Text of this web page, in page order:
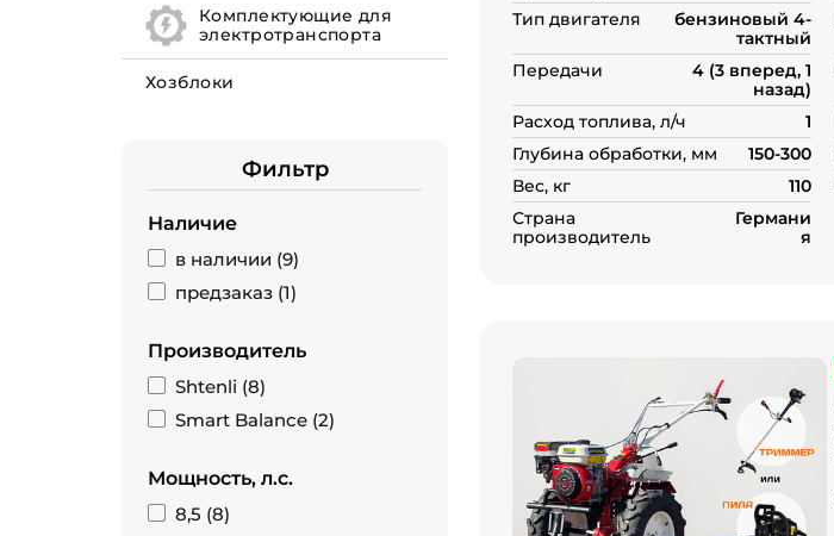
Комплектующие для
электротранспорта
Хозблоки
Фильтр
Наличие
в наличии (9)
предзаказ (1)
Производитель
Shtenli (8)
Smart Balance (2)
Мощность, л.с.
8,5 (8)
Тип двигателя
бензиновый 4-
тактный
Передачи
4 (3 вперед, 1
назад)
Расход топлива, л/ч 1
Глубина обработки, мм
150-300
Вес, кг
110
Страна
производитель
Германи
я